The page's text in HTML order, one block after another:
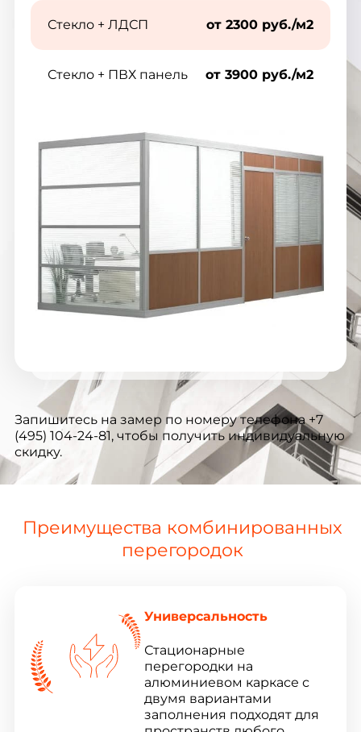
Стекло + ЛДСП от 2300 руб./м2
Стекло + ПВХ панель от 3900 руб./м2
Запишитесь на замер по номеру телефона +7
(495) 104-24-81, чтобы получить индивидуальную
скидку.
Преимущества комбинированных
перегородок
Универсальность
Стационарные
перегородки на
алюминиевом каркасе с
двумя вариантами
заполнения подходят для